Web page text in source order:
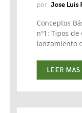
por Jose Luis
Conceptos
nº1: Tipos
lanzamiento
LEER MAS